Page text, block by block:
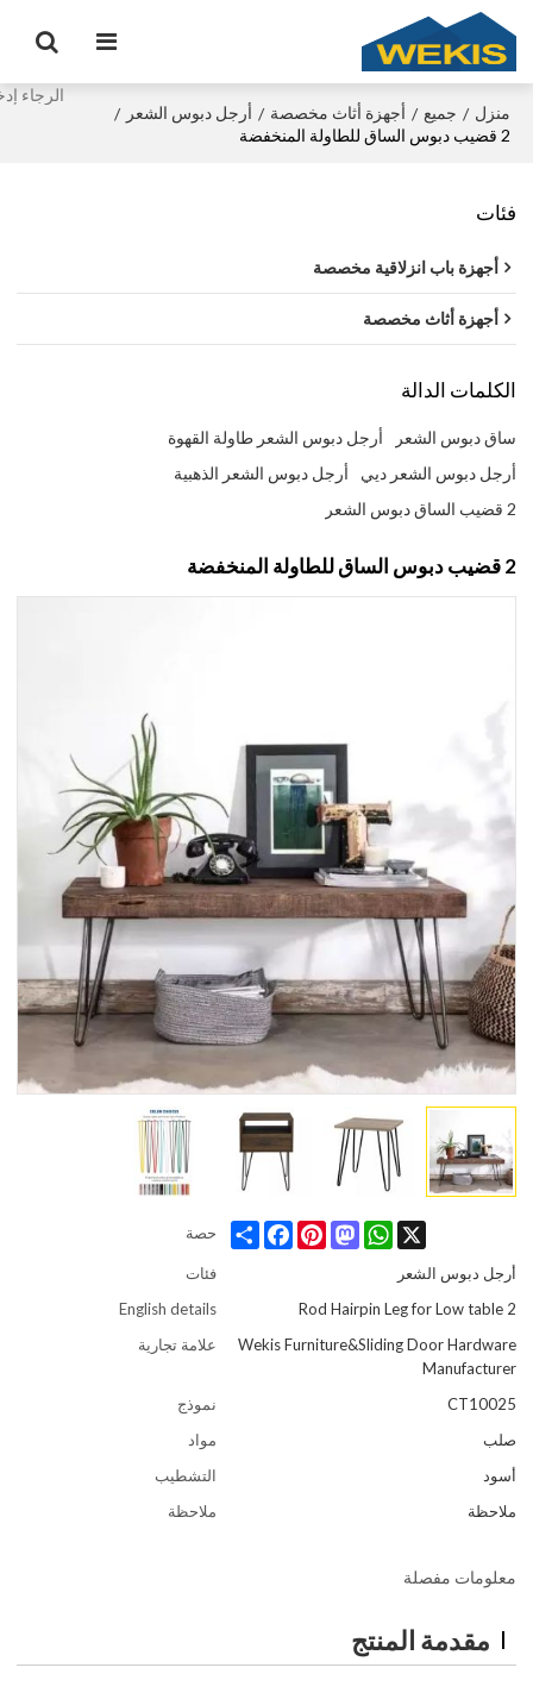
منزل / جميع / أجهزة أثاث مخصصة / أرجل دبوس الشعر /
2 قضيب دبوس الساق للطاولة المنخفضة
فئات
أجهزة باب انزلاقية مخصصة
أجهزة أثاث مخصصة
الكلمات الدالة
ساق دبوس الشعر
أرجل دبوس الشعر طاولة القهوة
أرجل دبوس الشعر ديي
أرجل دبوس الشعر الذهبية
2 قضيب الساق دبوس الشعر
2 قضيب دبوس الساق للطاولة المنخفضة
حصة Share
FacebookPinterest
Mastodon
WhatsApp X
فئات
أرجل دبوس الشعر
English details
2 Rod Hairpin Leg for Low table
علامة تجارية
Wekis Furniture&Sliding Door Hardware
Manufacturer
نموذج
CT10025
مواد
صلب
التشطيب
أسود
ملاحظة
ملاحظة
معلومات مفصلة
مقدمة المنتج